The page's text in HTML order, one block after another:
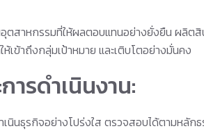
ตสาหกรรมที่ให้ผลตอบแทนอย่างยั่งยืน ผลิตสิ
ข้าถึงกลุ่มเป้าหมาย และเติบโตอย่างมั่นคง
ารดำเนินงาน:
เนินธุรกิจอย่างโปร่งใส ตรวจสอบได้ตามหลัก